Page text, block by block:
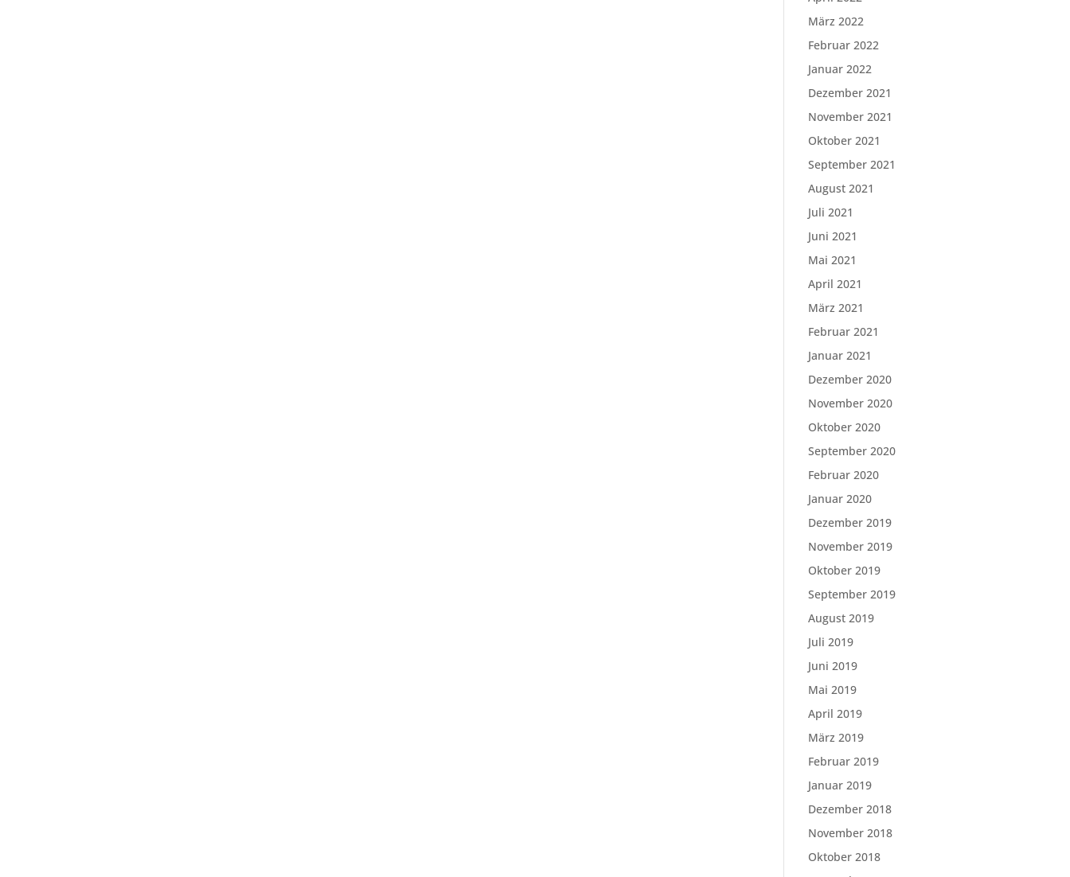
März 2022
Februar 2022
Januar 2022
Dezember 2021
November 2021
Oktober 2021
September 2021
August 2021
Juli 2021
Juni 2021
Mai 2021
April 2021
März 2021
Februar 2021
Januar 2021
Dezember 2020
November 2020
Oktober 2020
September 2020
Februar 2020
Januar 2020
Dezember 2019
November 2019
Oktober 2019
September 2019
August 2019
Juli 2019
Juni 2019
Mai 2019
April 2019
März 2019
Februar 2019
Januar 2019
Dezember 2018
November 2018
Oktober 2018